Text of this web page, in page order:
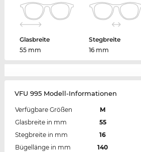
Glasbreite
55 mm
Stegbreite
16 mm
VFU 995 Modell-Informationen
Verfügbare Größen
M
Glasbreite in mm
55
Stegbreite in mm
16
Bügellänge in mm
140